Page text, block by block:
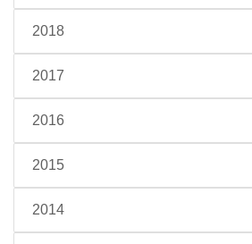
2018
2017
2016
2015
2014